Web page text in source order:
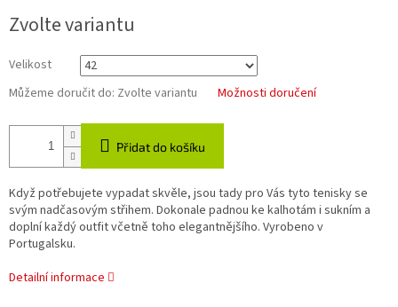
cena:
Zvolte variantu
Velikost
Můžeme doručit do: Zvolte variantu Možnosti doručení
Přidat do košíku
Když potřebujete vypadat skvěle, jsou tady pro Vás tyto tenisky se
svým nadčasovým střihem. Dokonale padnou ke kalhotám i sukním a
doplní každý outfit včetně toho elegantnějšího. Vyrobeno v
Portugalsku.
Detailní informace